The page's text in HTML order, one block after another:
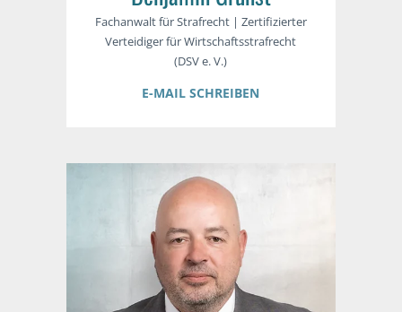
Fachanwalt für Strafrecht | Zertifizierter
Verteidiger für Wirtschaftsstrafrecht
(DSV e. V.)
E-MAIL SCHREIBEN